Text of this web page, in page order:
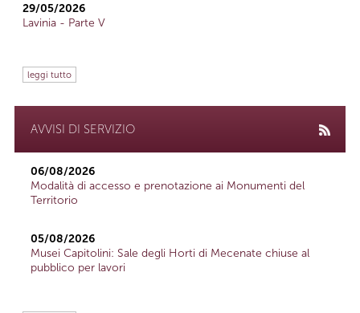
29/05/2026
Lavinia - Parte V
leggi tutto
AVVISI DI SERVIZIO
06/08/2026
Modalità di accesso e prenotazione ai Monumenti del
Territorio
05/08/2026
Musei Capitolini: Sale degli Horti di Mecenate chiuse al
pubblico per lavori